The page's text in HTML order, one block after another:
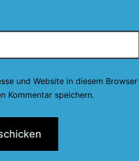
und Website in diesem Browser
Kommentar speichern.